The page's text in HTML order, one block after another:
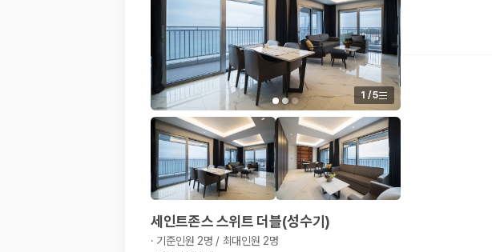
1 /5
세인트존스 스위트 더블(성수기)
· 기준인원 2명 / 최대인원 2명